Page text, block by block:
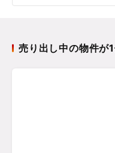
売り出し中の物件が